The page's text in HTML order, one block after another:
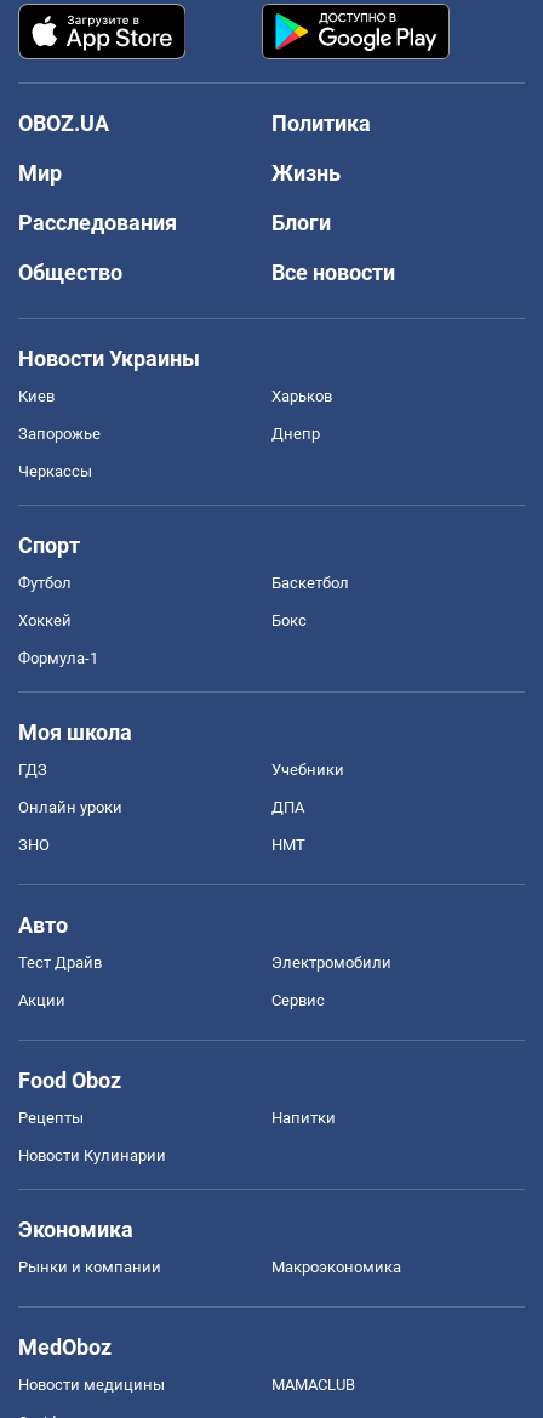
OBOZ.UA
Политика
Мир
Жизнь
Расследования
Блоги
Общество
Все новости
Новости Украины
Киев Харьков
Запорожье Днепр
Черкассы
Спорт
Футбол Баскетбол
Хоккей Бокс
Формула-1
Моя школа
ГДЗ Учебники
Онлайн уроки ДПА
ЗНО НМТ
Авто
Тест Драйв Электромобили
Акции Сервис
Food Oboz
Рецепты Напитки
Новости Кулинарии
Экономика
Рынки и компании Mакроэкономика
MedOboz
Новости медицины MAMACLUB